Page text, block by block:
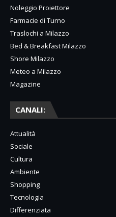
Noleggio Proiettore
Farmacie di Turno
Traslochi a Milazzo
Bed & Breakfast Milazzo
Shore Milazzo
Meteo a Milazzo
Magazine
CANALI:
Attualità
Sociale
Cultura
Ambiente
Shopping
Tecnologia
Differenziata